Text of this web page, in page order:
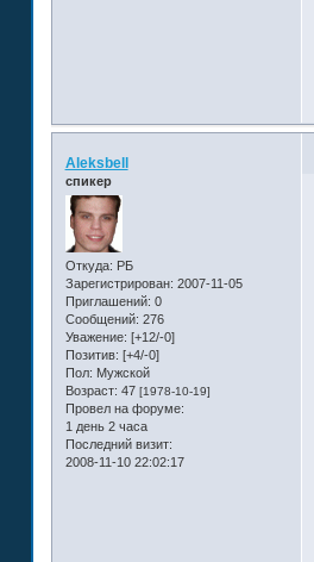
Aleksbell
спикер
Откуда: РБ
Зарегистрирован: 2007-11-05
Приглашений: 0
Сообщений: 276
Уважение: [+12/-0]
Позитив: [+4/-0]
Пол: Мужской
Возраст: 47 [1978-10-19]
Провел на форуме:
1 день 2 часа
Последний визит:
2008-11-10 22:02:17